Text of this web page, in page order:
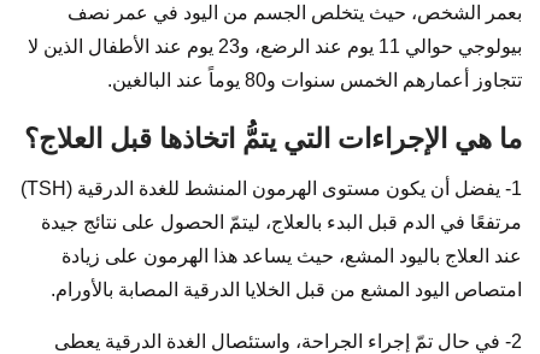
بعمر الشخص، حيث يتخلص الجسم من اليود في عمر نصف
بيولوجي حوالي 11 يوم عند الرضع، و23 يوم عند الأطفال الذين لا
تتجاوز أعمارهم الخمس سنوات و80 يوماً عند البالغين.
ما هي الإجراءات التي يتمُّ اتخاذها قبل العلاج؟
1- يفضل أن يكون مستوى الهرمون المنشط للغدة الدرقية (TSH)
مرتفعًا في الدم قبل البدء بالعلاج، ليتمّ الحصول على نتائج جيدة
عند العلاج باليود المشع، حيث يساعد هذا الهرمون على زيادة
امتصاص اليود المشع من قبل الخلايا الدرقية المصابة بالأورام.
2- في حال تمّ إجراء الجراحة، واستئصال الغدة الدرقية يعطى